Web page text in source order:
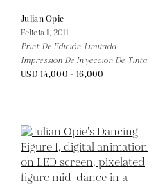
Julian Opie
Felicia 1,2011
Print De Edición Limitada
Impression De Inyección De Tinta
USD 14,000 - 16,000